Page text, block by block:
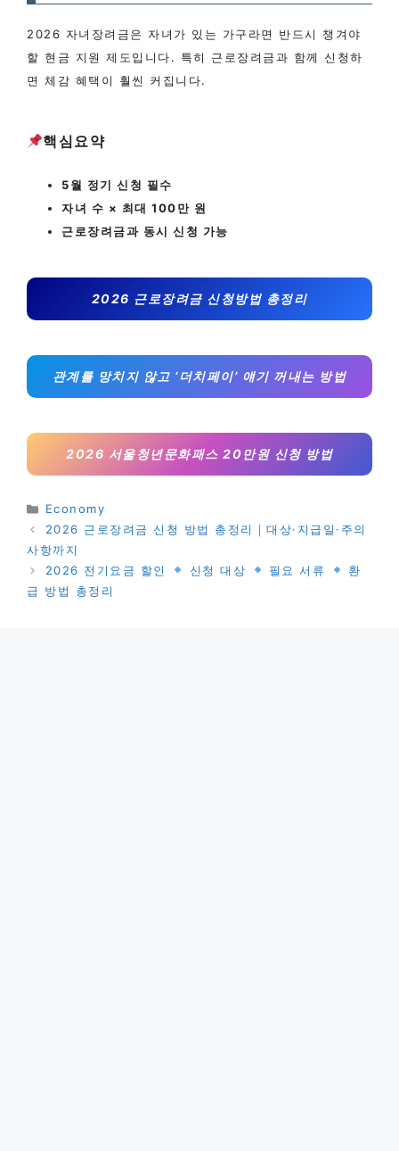
2026 자녀장려금은 자녀가 있는 가구라면 반드시 챙겨야
할 현금 지원 제도입니다. 특히 근로장려금과 함께 신청하
면 체감 혜택이 훨씬 커집니다.
핵심요약
5월 정기 신청 필수
자녀 수 × 최대 100만 원
근로장려금과 동시 신청 가능
2026 근로장려금 신청방법 총정리
관계를 망치지 않고 ‘더치페이’ 얘기 꺼내는 방법
2026 서울청년문화패스 20만원 신청 방법
카
테
리
Economy
2026 근로장려금 신청 방법 총정리｜대상·지급일·주의
사항까지
2026 전기요금 할인
신청 대상 필요 서류
환
급 방법 총정리